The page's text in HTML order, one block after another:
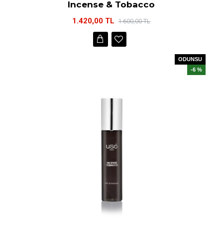
Incense & Tobacco
1.420,00 TL 1.600,00 TL
ODUNSU
-6 %